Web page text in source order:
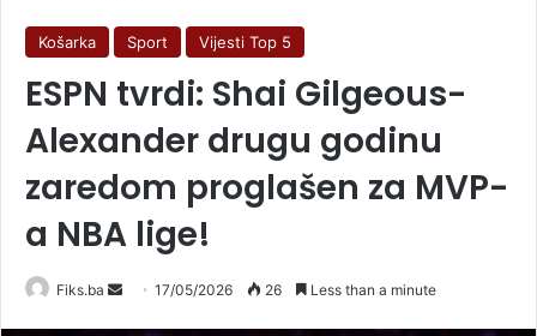
Košarka Sport Vijesti Top 5
ESPN tvrdi: Shai Gilgeous-
Alexander drugu godinu
zaredom proglašen za MVP-
a NBA lige!
Fiks.ba
Send17/05/2026 26 Less than a minute